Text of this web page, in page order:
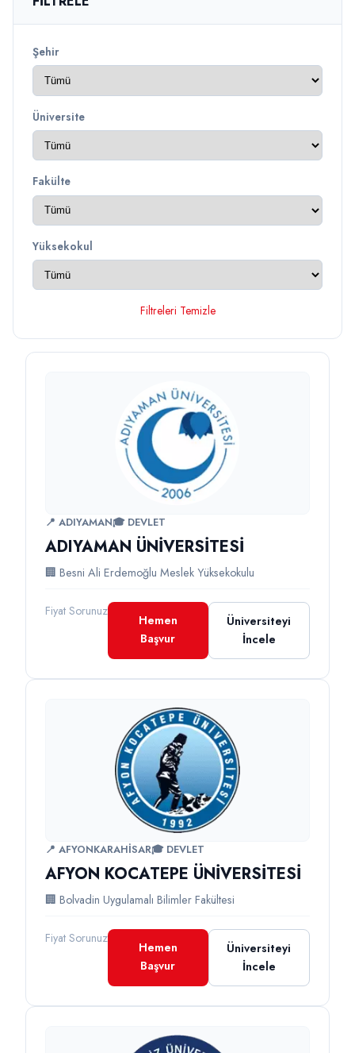
Şehir
Üniversite
Fakülte
Yüksekokul
Filtreleri Temizle
📍 ADIYAMAN🎓 DEVLET
ADIYAMAN ÜNİVERSİTESİ
🏢 Besni Ali Erdemoğlu Meslek Yüksekokulu
Fiyat Sorunuz
Hemen
Başvur
Üniversiteyi
İncele
📍 AFYONKARAHİSAR🎓 DEVLET
AFYON KOCATEPE ÜNİVERSİTESİ
🏢 Bolvadin Uygulamalı Bilimler Fakültesi
Fiyat Sorunuz
Hemen
Başvur
Üniversiteyi
İncele